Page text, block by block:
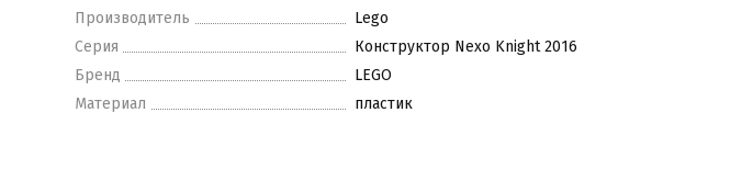
Производитель
Lego
Серия
Конструктор Nexo Knight 2016
Бренд
LEGO
Материал
пластик